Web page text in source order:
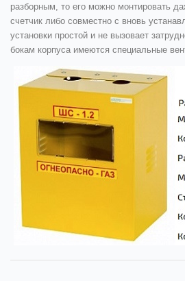
разборным, то его можно монтировать
счетчик либо совместно с вновь
установки простой и не вызовает
бокам корпуса имеются специальные